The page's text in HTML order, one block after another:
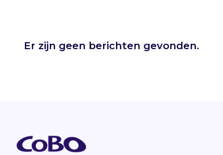
Er zijn geen berichten gevonden.